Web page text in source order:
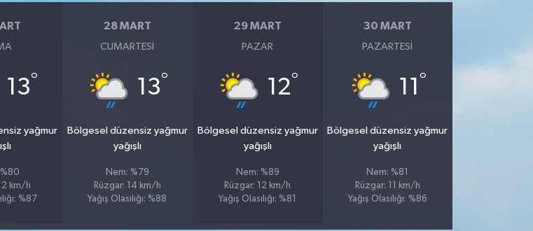
13°
yağmur
km/h
%87
28 MART
CUMARTESI
13°
Bölgesel düzensiz yağmur
yağışlı
Nem: %79
Rüzgar: 14 km/h
Yağış Olasılığı: %88
29 MART
PAZAR
12°
Bölgesel düzensiz yağmur
yağışlı
Nem: %89
Rüzgar: 12 km/h
Yağış Olasılığı: %81
30 MART
PAZARTESI
11 °
Bölgesel düzensiz yağmur
yağışlı
Nem: %81
Rüzgar: 11 km/h
Yağış Olasılığı: %86